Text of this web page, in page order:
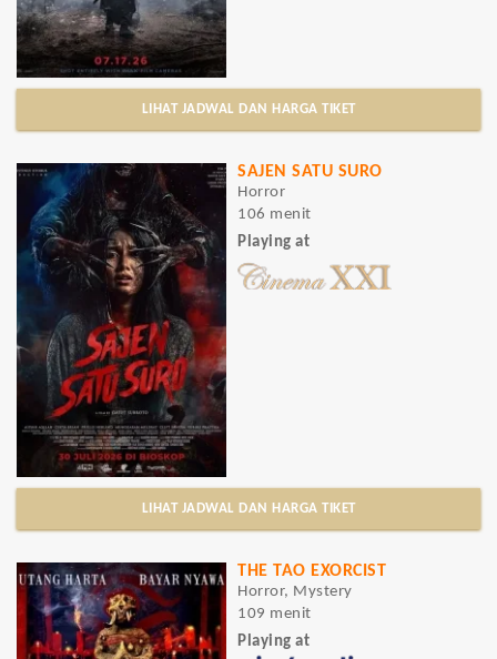
LIHAT JADWAL DAN HARGA TIKET
SAJEN SATU SURO
Horror
106 menit
Playing at
LIHAT JADWAL DAN HARGA TIKET
THE TAO EXORCIST
Horror, Mystery
109 menit
Playing at